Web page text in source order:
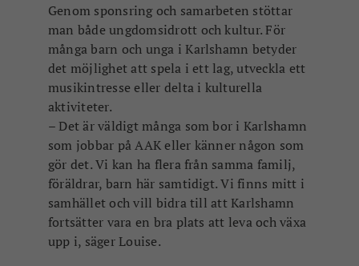
Genom sponsring och samarbeten stöttar
man både ungdomsidrott och kultur. För
många barn och unga i Karlshamn betyder
det möjlighet att spela i ett lag, utveckla ett
musikintresse eller delta i kulturella
aktiviteter.
– Det är väldigt många som bor i Karlshamn
som jobbar på AAK eller känner någon som
gör det. Vi kan ha flera från samma familj,
föräldrar, barn här samtidigt. Vi finns mitt i
samhället och vill bidra till att Karlshamn
fortsätter vara en bra plats att leva och växa
upp i, säger Louise.